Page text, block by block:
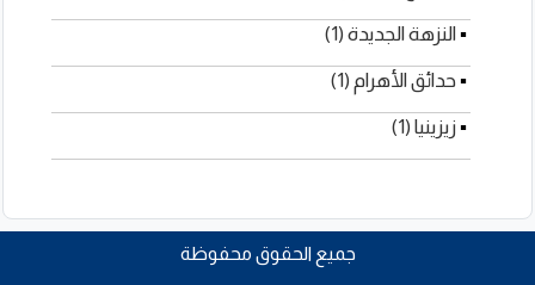
التجمع الخامس (1)
▪
النزهة الجديدة (1)
▪
حدائق الأهرام (1)
▪
زيزينيا (1)
جميع الحقوق محفوظة